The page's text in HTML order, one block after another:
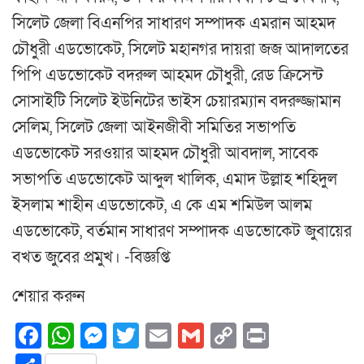
সিলেট জেলা বিএনপির সাধারণ সম্পাদক এমরান আহমদ
চৌধুরী এডভোকেট, সিলেট মহানগর দায়রা জজ আদালতের
পিপি এডভোকেট বদরুল আহমদ চৌধুরী, রেড ক্রিসেন্ট
সোসাইটি সিলেট ইউনিটের ভাইস চেয়ারম্যান বদরুজ্জামান
সেলিম, সিলেট জেলা আইনজীবী সমিতির সভাপতি
এডভোকেট সরওয়ার আহমদ চৌধুরী আবদাল, সাবেক
সভাপতি এডভোকেট আব্দুল খালিক, এমাদ উল্লাহ শহিদুল
ইসলাম শাহীন এডভোকেট, এ কে এম শমিউল আলম
এডভোকেট, বর্তমান সাধারণ সম্পাদক এডভোকেট জুবায়ের
বখত জুবের প্রমুখ। -বিজ্ঞপ্তি
শেয়ার করুন
Facebook
WhatsApp
Messenger
Twitter
EmailGmail
Copy